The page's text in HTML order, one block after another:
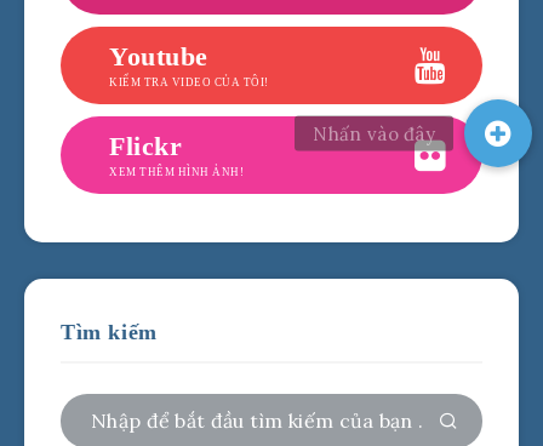
Youtube
KIỂM TRA VIDEO CỦA TÔI!
Flickr
XEM THÊM HÌNH ẢNH!
Tìm kiếm